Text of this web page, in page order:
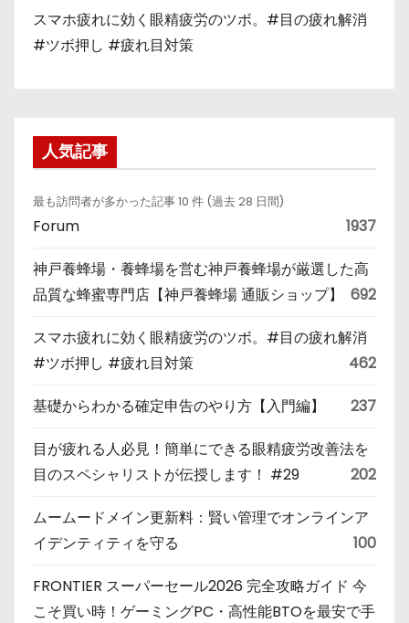
スマホ疲れに効く眼精疲労のツボ。#目の疲れ解消
#ツボ押し #疲れ目対策
人気記事
最も訪問者が多かった記事 10 件 (過去 28 日間)
Forum 1937
神戸養蜂場・養蜂場を営む神戸養蜂場が厳選した高
品質な蜂蜜専門店【神戸養蜂場 通販ショップ】
692
スマホ疲れに効く眼精疲労のツボ。#目の疲れ解消
#ツボ押し #疲れ目対策
462
基礎からわかる確定申告のやり方【入門編】 237
目が疲れる人必見！簡単にできる眼精疲労改善法を
目のスペシャリストが伝授します！ #29
202
ムームードメイン更新料：賢い管理でオンラインア
イデンティティを守る
100
FRONTIER スーパーセール2026 完全攻略ガイド 今
こそ買い時！ゲーミングPC・高性能BTOを最安で手